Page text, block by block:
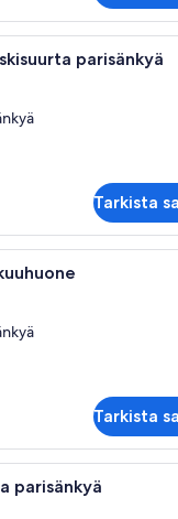
parisänkyä
Tarkista
Tarkista
parisänkyä